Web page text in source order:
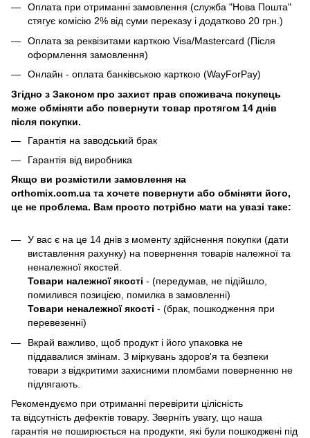
Оплата при отриманні замовлення (служба "Нова Пошта"
стягує комісію 2% від суми переказу і додатково 20 грн.)
Оплата за реквізитами карткою Visa/Mastercard (Після
оформлення замовлення)
Онлайн - оплата банківською карткою (WayForPay)
Згідно з Законом про захист прав споживача покупець
може обміняти або повернути товар протягом 14 днів
після покупки.
Гарантія на заводський брак
Гарантія від виробника
Якщо ви розмістили замовлення на
orthomix.com.ua та хочете повернути або обміняти його,
це не проблема. Вам просто потрібно мати на увазі таке:
У вас є на це 14 днів з моменту здійснення покупки (дати
виставлення рахунку) на повернення товарів належної та
неналежної якостей.
Товари належної якості - (передумав, не підійшло,
помилився позицією, помилка в замовленні)
Товари неналежної якості - (брак, пошкодження при
перевезенні)
Вкрай важливо, щоб продукт і його упаковка не
піддавалися змінам. З міркувань здоров'я та безпеки
товари з відкритими захисними пломбами поверненню не
підлягають.
Рекомендуємо при отриманні перевірити цілісність
та відсутність дефектів товару. Зверніть увагу, що наша
гарантія не поширюється на продукти, які були пошкоджені під